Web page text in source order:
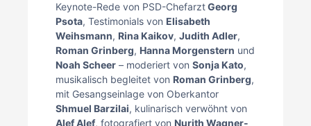
Keynote-Rede von PSD-ChefarztGeorg
Psota, Testimonials von Elisabeth
Weihsmann, Rina Kaikov, Judith Adler,
Roman Grinberg, Hanna Morgenstern und
Noah Scheer – moderiert von Sonja Kato,
musikalisch begleitet von Roman Grinberg,
mit Gesangseinlage von Oberkantor
Shmuel Barzilai, kulinarisch verwöhnt von
Alef Alef, fotografiert von Nurith Wagner-